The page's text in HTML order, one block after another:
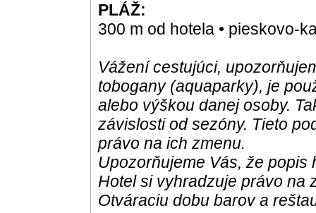
PLÁŽ:
300 m od hotela • pieskovo-
Vážení cestujúci,
tobogany (aquaparky), je
alebo výškou danej osoby.
závislosti od sezóny. Tieto
právo na ich zmenu.
Upozorňujeme Vás, že popis
Hotel si vyhradzuje právo na
Otváraciu dobu barov a